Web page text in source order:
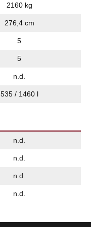
2160 kg
276,4 cm
5
5
n.d.
535 / 1460 l
n.d.
n.d.
n.d.
n.d.